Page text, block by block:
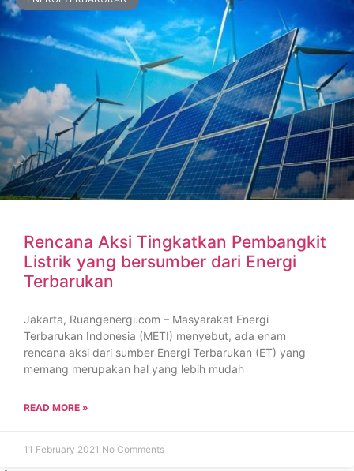
Rencana Aksi Tingkatkan Pembangkit
Listrik yang bersumber dari Energi
Terbarukan
Jakarta, Ruangenergi.com – Masyarakat Energi
Terbarukan Indonesia (METI) menyebut, ada enam
rencana aksi dari sumber Energi Terbarukan (ET) yang
memang merupakan hal yang lebih mudah
READ MORE »
11 February 2021 No Comments